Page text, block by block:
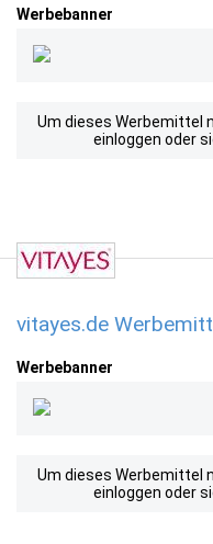
Werbebanner
Um dieses Werbemittel
einloggen oder
vitayes.de
Werbebanner
Um dieses Werbemittel
einloggen oder